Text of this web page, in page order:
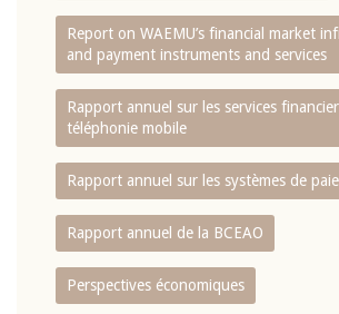
Report on WAEMU’s financial market
and payment instruments and services
Rapport annuel sur les services
téléphonie mobile
Rapport annuel sur les systèmes de
Rapport annuel de la BCEAO
Perspectives économiques